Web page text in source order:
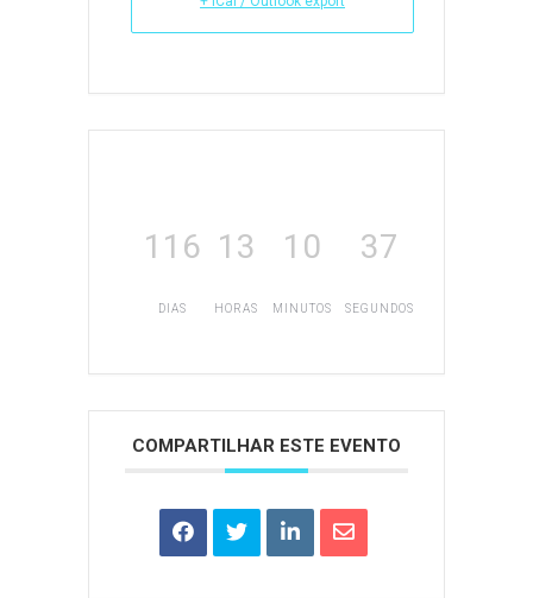
116
DIAS
13
HORAS
10
MINUTOS
37
SEGUNDOS
COMPARTILHAR ESTE EVENTO